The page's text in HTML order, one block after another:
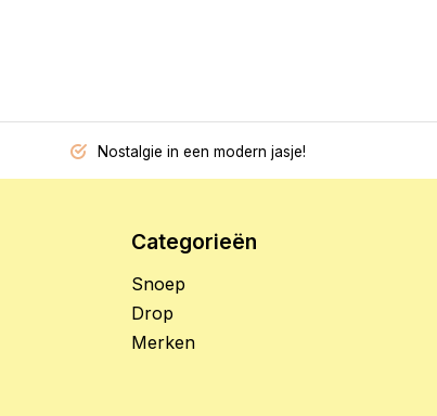
Nostalgie in een modern jasje!
Categorieën
Snoep
Drop
Merken